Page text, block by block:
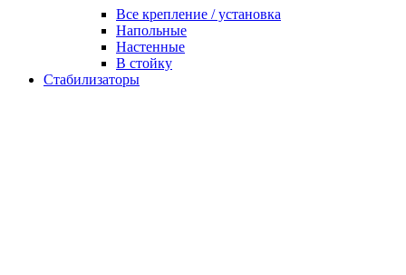
Все крепление / установка
Напольные
Настенные
В стойку
Стабилизаторы